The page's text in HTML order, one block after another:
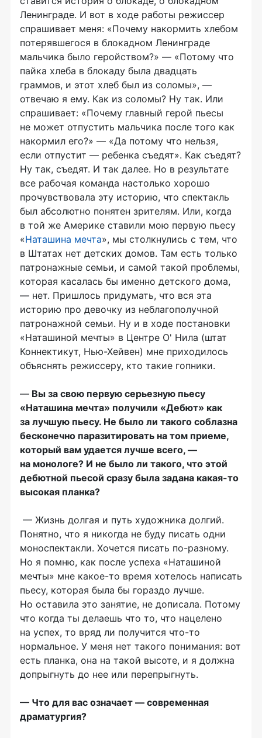
Ленинграде. И вот в ходе работы режиссер
спрашивает меня: «Почему накормить хлебом
потерявшегося в блокадном Ленинграде
мальчика было геройством?» — «Потому что
пайка хлеба в блокаду была двадцать
граммов, и этот хлеб был из соломы», —
отвечаю я ему. Как из соломы? Ну так. Или
спрашивает: «Почему главный герой пьесы
не может отпустить мальчика после того как
накормил его?» — «Да потому что нельзя,
если отпустит — ребенка съедят». Как съедят?
Ну так, съедят. И так далее. Но в результате
все рабочая команда настолько хорошо
прочувствовала эту историю, что спектакль
был абсолютно понятен зрителям. Или, когда
в той же Америке ставили мою первую пьесу
«Наташина мечта», мы столкнулись с тем, что
в Штатах нет детских домов. Там есть только
патронажные семьи, и самой такой проблемы,
которая касалась бы именно детского дома,
— нет. Пришлось придумать, что вся эта
историю про девочку из неблагополучной
патронажной семьи. Ну и в ходе постановки
«Наташиной мечты» в Центре О' Нила (штат
Коннектикут, Нью-Хейвен) мне приходилось
объяснять режиссеру, кто такие гопники.
— Вы за свою первую серьезную пьесу
«Наташина мечта» получили «Дебют» как
за лучшую пьесу. Не было ли такого соблазна
бесконечно паразитировать на том приеме,
который вам удается лучше всего, —
на монологе? И не было ли такого, что этой
дебютной пьесой сразу была задана какая-то
высокая планка?
— Жизнь долгая и путь художника долгий.
Понятно, что я никогда не буду писать одни
моноспектакли. Хочется писать по-разному.
Но я помню, как после успеха «Наташиной
мечты» мне какое-то время хотелось написать
пьесу, которая была бы гораздо лучше.
Но оставила это занятие, не дописала. Потому
что когда ты делаешь что то, что нацелено
на успех, то вряд ли получится что-то
нормальное. У меня нет такого понимания: вот
есть планка, она на такой высоте, и я должна
допрыгнуть до нее или перепрыгнуть.
— Что для вас означает — современная
драматургия?